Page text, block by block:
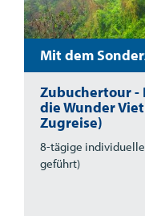
Zubuchertour -
die Wunder
Zugreise)
8-tägige
geführt)